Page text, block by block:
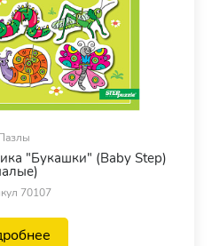
"Букашки" (Baby Step)
70107